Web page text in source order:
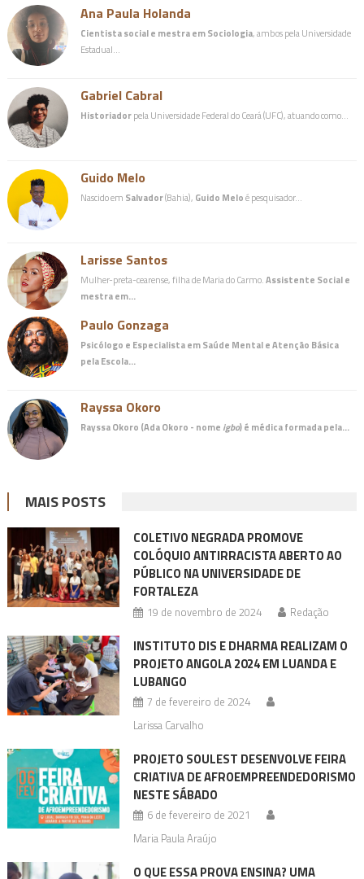
Ana Paula Holanda
Cientista social e mestra em Sociologia, ambos pela Universidade
Estadual…
Gabriel Cabral
Historiadorpela Universidade Federal do Ceará (UFC), atuando como…
Guido Melo
Nascido em Salvador(Bahia), Guido Meloé pesquisador…
Larisse Santos
Mulher-preta-cearense, filha de Maria do Carmo.Assistente Social e
mestra em…
Paulo Gonzaga
Psicólogo e Especialista em Saúde Mental e Atenção Básica
pela Escola…
Rayssa Okoro
Rayssa Okoro (Ada Okoro - nome igbo) é médicaformada pela…
MAIS POSTS
COLETIVO NEGRADA PROMOVE
COLÓQUIO ANTIRRACISTA ABERTO AO
PÚBLICO NA UNIVERSIDADE DE
FORTALEZA
19 de novembro de 2024 Redação
INSTITUTO DIS E DHARMA REALIZAM O
PROJETO ANGOLA 2024 EM LUANDA E
LUBANGO
7 de fevereiro de 2024
Larissa Carvalho
PROJETO SOULEST DESENVOLVE FEIRA
CRIATIVA DE AFROEMPREENDEDORISMO
NESTE SÁBADO
6 de fevereiro de 2021
Maria Paula Araújo
O QUE ESSA PROVA ENSINA? UMA